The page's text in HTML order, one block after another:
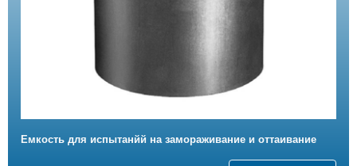
Емкость для испытанйй на замораживание и оттаивание